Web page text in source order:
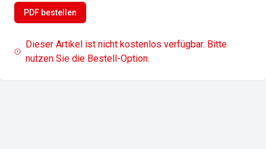
PDF bestellen
Dieser Artikel ist nicht kostenlos verfügbar. Bitte
nutzen Sie die Bestell-Option.